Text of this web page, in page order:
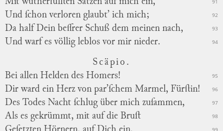
Und ſchon verloren glaubt’ ich mich; 92
Da half Dein beſſrer Schuß dem meinen nach, 93
Und warf es völlig leblos vor mir nieder. 94
Scäpio.
Bei allen Helden des Homers!
95
Dir ward ein Herz von par’ſchem Marmel, Fürſtin! 96
Des Todes Nacht ſchlug über mich zuſammen, 97
Als es gekrümmt, mit auf die Bruſt 98
99